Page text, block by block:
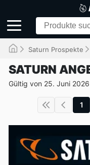
Saturn Prospekte
SATURN
Gültig von 25. Juni
1